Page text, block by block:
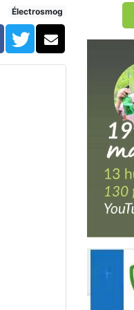
Électrosmog
TwitterCourriel